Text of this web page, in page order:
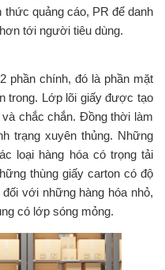
quảng cáo, PR để danh
tới người tiêu dùng.
phần chính, đó là phần mặt
trong. Lớp lõi giấy được tạo
chắc chắn. Đồng thời làm
trạng xuyên thủng. Những
loại hàng hóa có trọng tải
thùng giấy carton có độ
với những hàng hóa nhỏ,
có lớp sóng mỏng.